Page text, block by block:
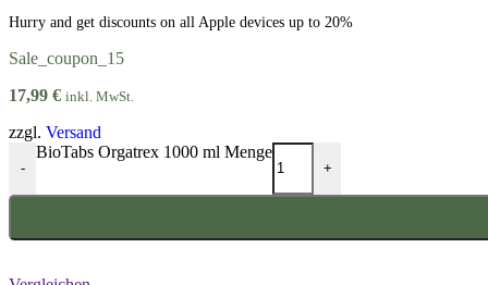
Hurry and get discounts on all Apple devices up to 20%
Sale_coupon_15
17,99 € inkl. MwSt.
zzgl. Versand
-
BioTabs Orgatrex 1000 ml Menge
+